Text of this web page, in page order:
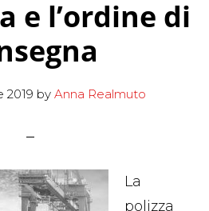
e l’ordine di
2019 by Anna Realmuto
La
polizza